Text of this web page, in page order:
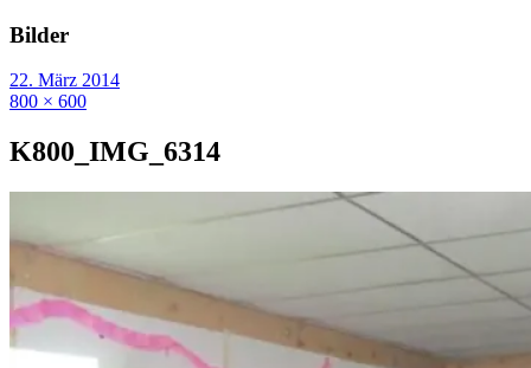
Bilder
22. März 2014
800 × 600
K800_IMG_6314